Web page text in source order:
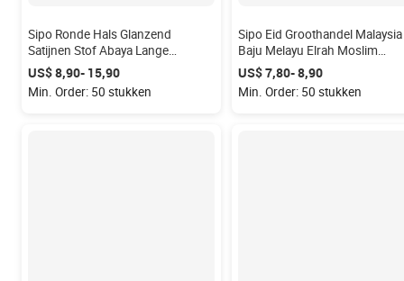
Sipo Ronde Hals Glanzend
Satijnen Stof Abaya Lange
Trompet Mouwen Met Versierde
Manchetten Abaya Vrouwen
Moslim Jurk
US$ 8,90- 15,90
Min. Order: 50 stukken
Sipo Eid Groothandel Malaysia
Baju Melayu Elrah Moslim
Mannen Set Verborgen Zip
Fesyen Moderne Witte Baju
Melayu
US$ 7,80- 8,90
Min. Order: 50 stukken